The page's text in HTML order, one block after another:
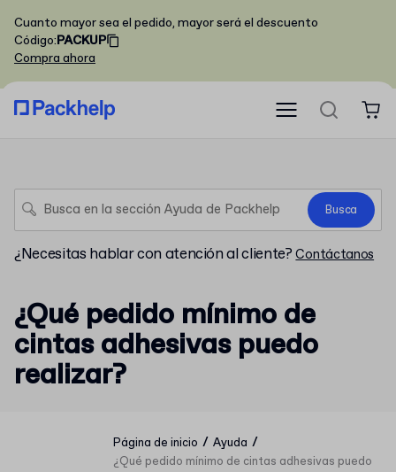
Cuanto mayor sea el pedido, mayor será el descuento
Código:PACKUP
Compra ahora
Busca
¿Necesitas hablar con atención al cliente? Contáctanos
¿Qué pedido mínimo de
cintas adhesivas puedo
realizar?
Página de inicio / Ayuda /
¿Qué pedido mínimo de cintas adhesivas puedo